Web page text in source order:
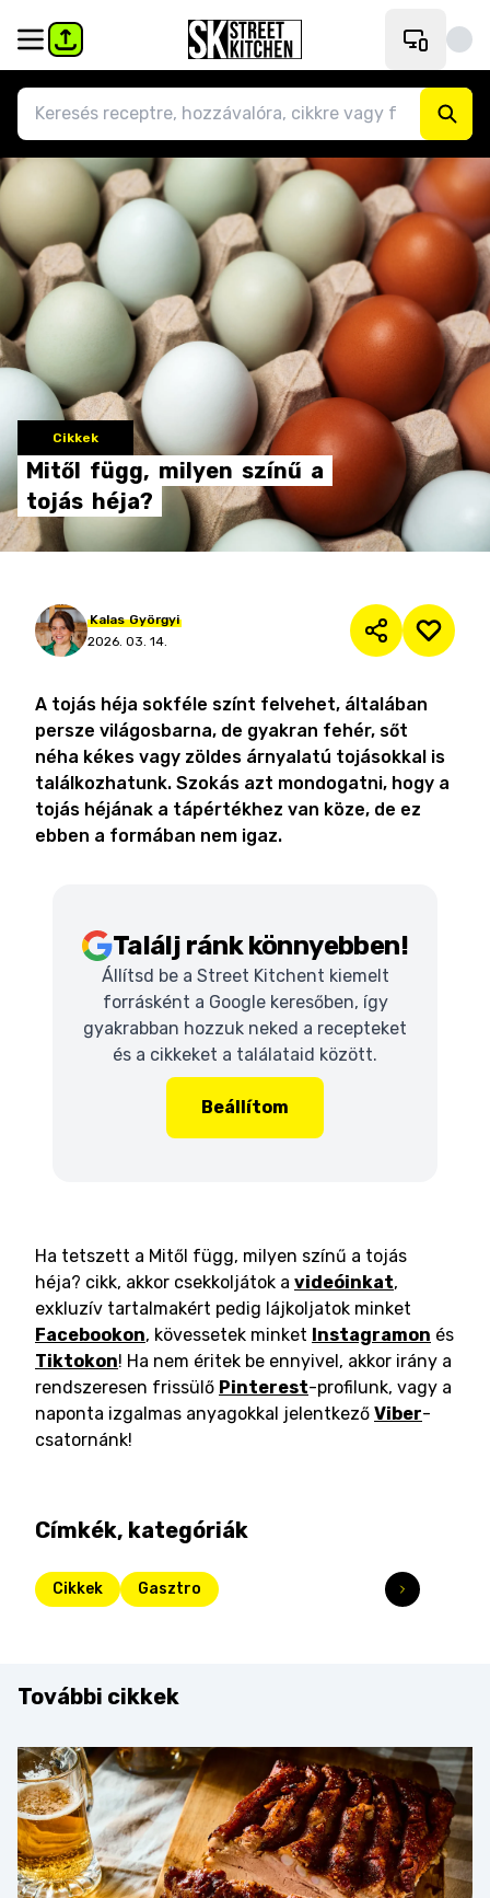
Cikkek
Mitől függ, milyen színű a
tojás héja?
Kalas Györgyi
2026. 03. 14.
A tojás héja sokféle színt felvehet, általában
persze világosbarna, de gyakran fehér, sőt
néha kékes vagy zöldes árnyalatú tojásokkal is
találkozhatunk. Szokás azt mondogatni, hogy a
tojás héjának a tápértékhez van köze, de ez
ebben a formában nem igaz.
Találj ránk könnyebben!
Állítsd be a Street Kitchent kiemelt
forrásként a Google keresőben, így
gyakrabban hozzuk neked a recepteket
és a cikkeket a találataid között.
Beállítom
Ha tetszett a Mitől függ, milyen színű a tojás
héja? cikk, akkor csekkoljátok a videóinkat,
exkluzív tartalmakért pedig lájkoljatok minket
Facebookon, kövessetek minket Instagramon és
Tiktokon! Ha nem éritek be ennyivel, akkor irány a
rendszeresen frissülő Pinterest-profilunk, vagy a
naponta izgalmas anyagokkal jelentkező Viber-
csatornánk!
Címkék, kategóriák
Cikkek Gasztro
További cikkek